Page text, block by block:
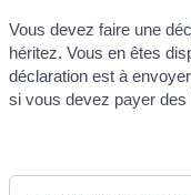
Vous devez faire une
héritez. Vous en êtes
déclaration est à
si vous devez payer